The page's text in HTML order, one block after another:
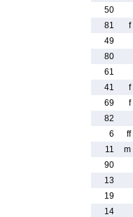
50
81
f
49
80
61
41
f
69
f
82
6
ff
11
m
90
13
19
14